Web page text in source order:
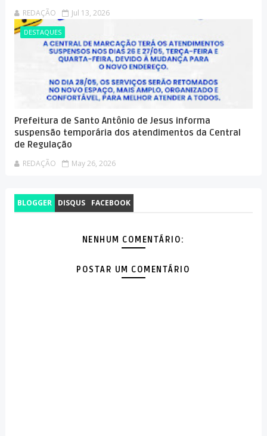
REDAÇÃO Jul 13, 2026
DESTAQUES
Prefeitura de Santo Antônio de Jesus informa
suspensão temporária dos atendimentos da Central
de Regulação
REDAÇÃO May 26, 2026
BLOGGER DISQUS FACEBOOK
NENHUM COMENTÁRIO:
POSTAR UM COMENTÁRIO